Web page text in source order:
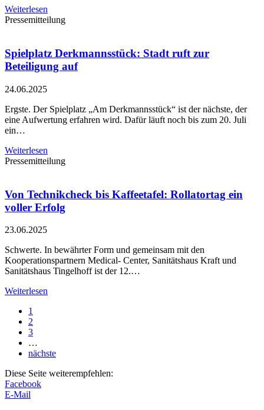
Weiterlesen
Pressemitteilung
Spielplatz Derkmannsstück: Stadt ruft zur
Beteiligung auf
24.06.2025
Ergste. Der Spielplatz „Am Derkmannsstück“ ist der nächste, der
eine Aufwertung erfahren wird. Dafür läuft noch bis zum 20. Juli
ein…
Weiterlesen
Pressemitteilung
Von Technikcheck bis Kaffeetafel: Rollatortag ein
voller Erfolg
23.06.2025
Schwerte. In bewährter Form und gemeinsam mit den
Kooperationspartnern Medical- Center, Sanitätshaus Kraft und
Sanitätshaus Tingelhoff ist der 12.…
Weiterlesen
1
2
3
…
nächste
Diese Seite weiterempfehlen:
Facebook
E-Mail